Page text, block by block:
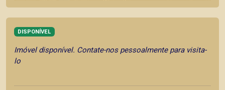
DISPONÍVEL
Imóvel disponível. Contate-nos pessoalmente para visita-
lo